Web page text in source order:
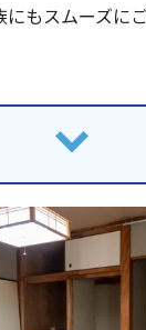
もスムーズに